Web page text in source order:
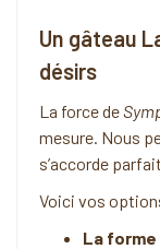
Un gâteau
désirs
La force de
mesure. Nous
s’accorde
Voici vos
La forme